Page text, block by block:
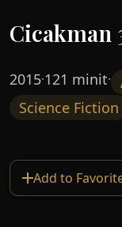
Cicakman
2015·121 minit·
Science Fiction
Add to